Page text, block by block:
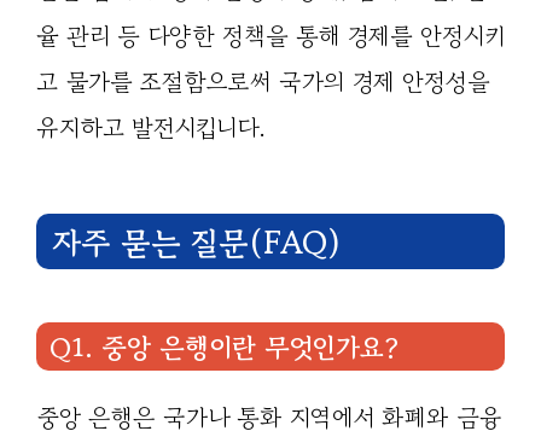
율 관리 등 다양한 정책을 통해 경제를 안정시키
고 물가를 조절함으로써 국가의 경제 안정성을
유지하고 발전시킵니다.
자주 묻는 질문(FAQ)
Q1. 중앙 은행이란 무엇인가요?
중앙 은행은 국가나 통화 지역에서 화폐와 금융